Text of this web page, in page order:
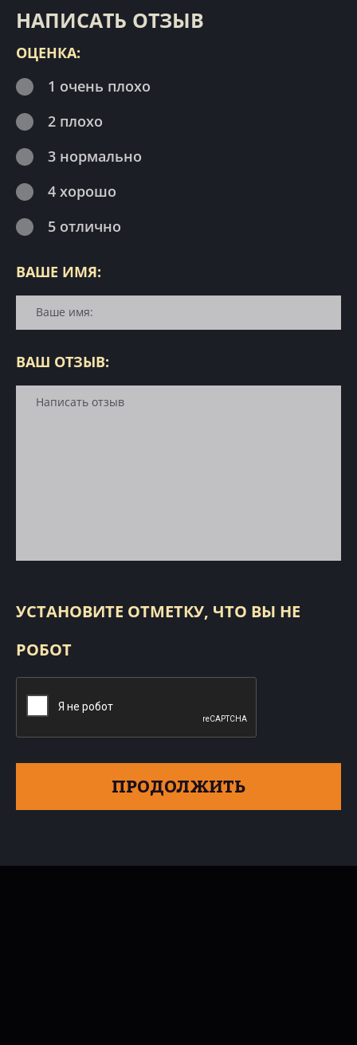
НАПИСАТЬ ОТЗЫВ
ОЦЕНКА:
1 очень плохо
2 плохо
3 нормально
4 хорошо
5 отлично
ВАШЕ ИМЯ:
ВАШ ОТЗЫВ:
УСТАНОВИТЕ ОТМЕТКУ, ЧТО ВЫ НЕ
РОБОТ
ПРОДОЛЖИТЬ